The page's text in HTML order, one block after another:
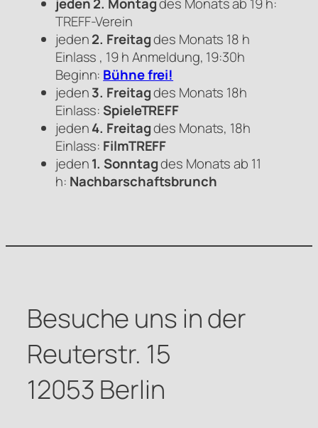
TREFF-Verein
jeden2. Freitagdes Monats 18 h
Einlass , 19 h Anmeldung, 19:30h
Beginn: Bühne frei!
jeden3. Freitagdes Monats 18h
Einlass:SpieleTREFF
jeden4. Freitagdes Monats, 18h
Einlass: FilmTREFF
jeden1. Sonntagdes Monats ab 11
h: Nachbarschaftsbrunch
Besuche uns in der
Reuterstr. 15
12053 Berlin